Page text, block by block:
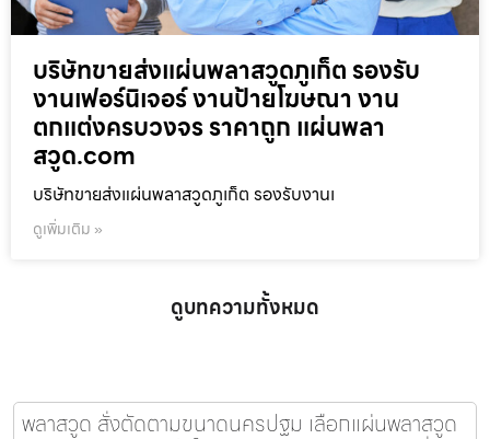
บริษัทขายส่งแผ่นพลาสวูดภูเก็ต รองรับ
งานเฟอร์นิเจอร์ งานป้ายโฆษณา งาน
ตกแต่งครบวงจร ราคาถูก แผ่นพลา
สวูด.com
บริษัทขายส่งแผ่นพลาสวูดภูเก็ต รองรับงานเ
ดูเพิ่มเติม »
ดูบทความทั้งหมด
พลาสวูด สั่งตัดตามขนาดนครปฐม เลือกแผ่นพลาสวูด